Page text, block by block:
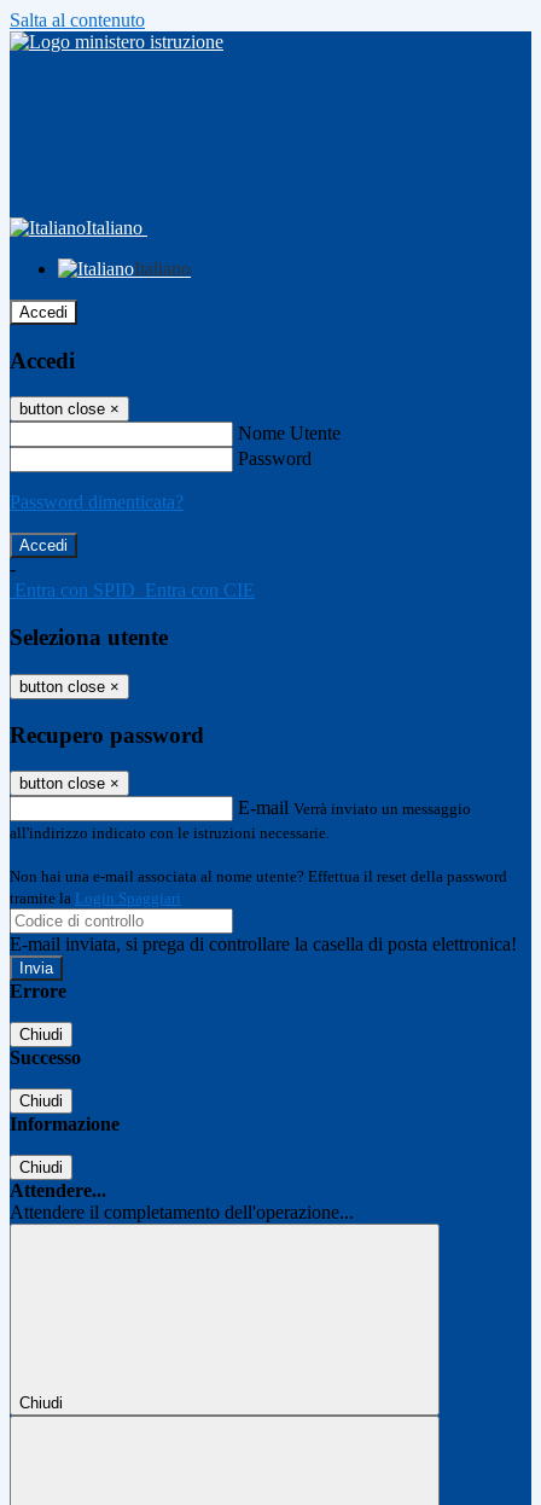
Salta al contenuto
Italiano
Italiano
Accedi
Accedi
button close ×
Nome Utente
Password
Password dimenticata?
-
Entra con SPID Entra con CIE
Seleziona utente
button close ×
Recupero password
button close ×
E-mail Verrà inviato un messaggio
all'indirizzo indicato con le istruzioni necessarie.
Non hai una e-mail associata al nome utente? Effettua il reset della password
tramite la Login Spaggiari
E-mail inviata, si prega di controllare la casella di posta elettronica!
Errore
Chiudi
Successo
Chiudi
Informazione
Chiudi
Attendere...
Attendere il completamento dell'operazione...
Chiudi